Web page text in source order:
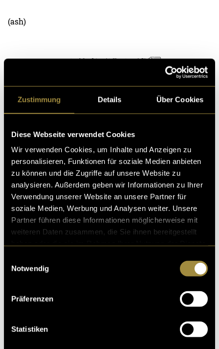
Zustimmung Details Über Cookies
Diese Webseite verwendet Cookies
Wir verwenden Cookies, um Inhalte und Anzeigen zu
personalisieren, Funktionen für soziale Medien anbieten
zu können und die Zugriffe auf unsere Website zu
analysieren. Außerdem geben wir Informationen zu Ihrer
Verwendung unserer Website an unsere Partner für
soziale Medien, Werbung und Analysen weiter. Unsere
Partner führen diese Informationen möglicherweise mit
weiteren Daten zusammen, die Sie ihnen bereitgestellt
Notwendig
Präferenzen
Statistiken
(ash)
Kritik
Ähnliche Artikel